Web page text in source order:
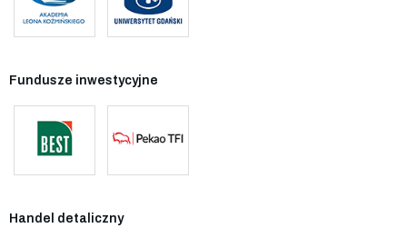
Fundusze inwestycyjne
Handel detaliczny